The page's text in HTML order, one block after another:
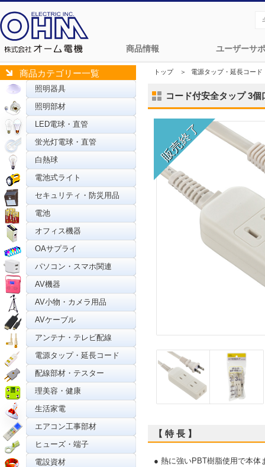
商品情報 ユーザーサ
商品カテゴリー一覧
照明器具
照明部材
LED電球・直管
蛍光灯電球・直管
白熱球
電池式ライト
セキュリティ・防災用品
電池
オフィス機器
OAサプライ
パソコン・スマホ関連
AV機器
AV小物・カメラ用品
AVケーブル
アンテナ・テレビ配線
電源タップ・延長コード
配線部材・テスター
理美容・健康
生活家電
エアコン工事部材
ヒューズ・端子
電設資材
トップ＞ 電源タップ・延長コード
コード付安全タップ 3
【 特 長 】
● 熱に強いPBT樹脂使用で本体